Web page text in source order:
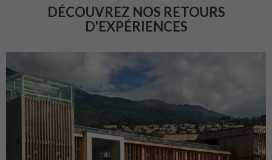
DÉCOUVREZ NOS RETOURS
D'EXPÉRIENCES